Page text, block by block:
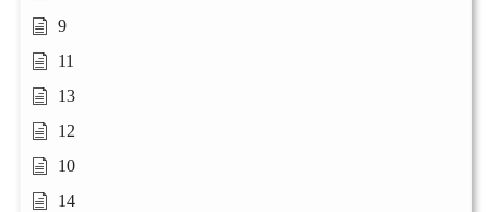
9
11
13
12
10
14